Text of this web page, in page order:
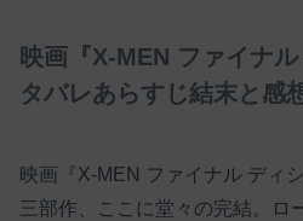
映画『X-MEN ファイナ
タバレあらすじ結末と感
映画『X-MEN ファイナル ディ
三部作、ここに堂々の完結。ロ